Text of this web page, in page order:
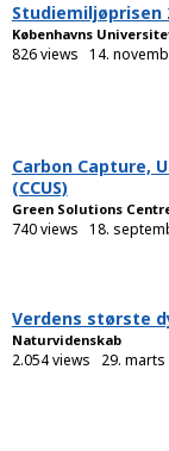
Studiemiljøprisen
Københavns
826 views 14.
Carbon Capture,
(CCUS)
Green Solutions
740 views 18.
Verdens største
Naturvidenskab
2.054 views 29. marts